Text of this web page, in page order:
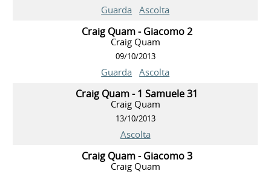
Guarda Ascolta
Craig Quam - Giacomo 2
Craig Quam
09/10/2013
Guarda Ascolta
Craig Quam - 1 Samuele 31
Craig Quam
13/10/2013
Ascolta
Craig Quam - Giacomo 3
Craig Quam